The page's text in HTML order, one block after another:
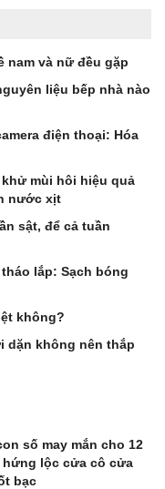
nam và nữ đều gặp
liệu bếp nhà nào
điện thoại: Hóa
mùi hôi hiệu quả
nước xịt
sật, để cả tuần
lắp: Sạch bóng
không?
dặn không nên thắp
số may mắn cho 12
lộc cửa cô cửa
bạc